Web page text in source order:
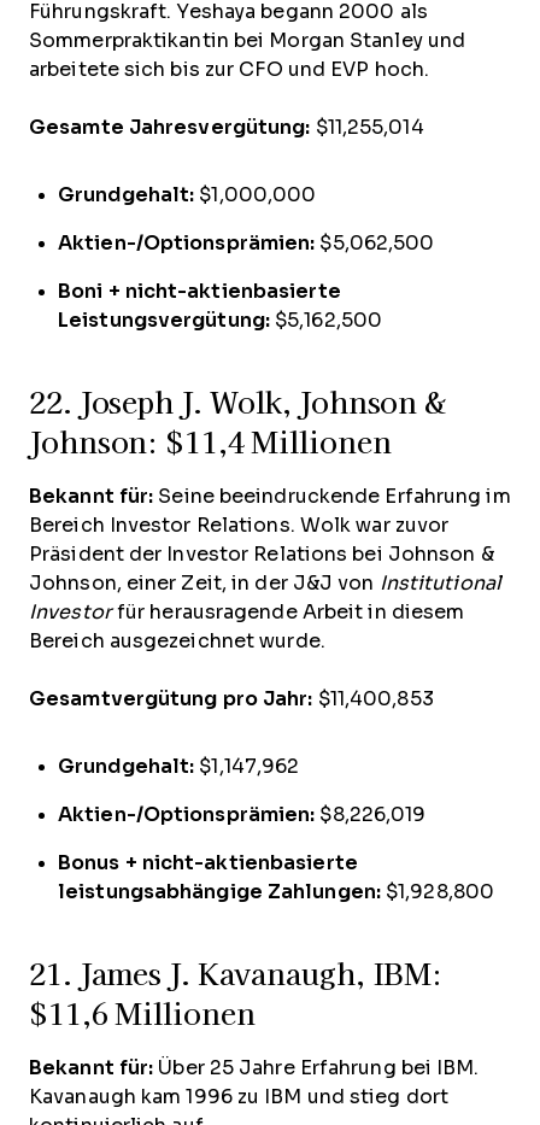
Führungskraft. Yeshaya begann 2000 als
Sommerpraktikantin bei Morgan Stanley und
arbeitete sich bis zur CFO und EVP hoch.
Gesamte Jahresvergütung: $11,255,014
Grundgehalt: $1,000,000
Aktien-/Optionsprämien: $5,062,500
Boni + nicht-aktienbasierte
Leistungsvergütung: $5,162,500
22. Joseph J. Wolk, Johnson &
Johnson: $11,4 Millionen
Bekannt für: Seine beeindruckende Erfahrung im
Bereich Investor Relations. Wolk war zuvor
Präsident der Investor Relations bei Johnson &
Johnson, einer Zeit, in der J&J von Institutional
Investorfür herausragende Arbeit in diesem
Bereich ausgezeichnet wurde.
Gesamtvergütung pro Jahr: $11,400,853
Grundgehalt: $1,147,962
Aktien-/Optionsprämien: $8,226,019
Bonus + nicht-aktienbasierte
leistungsabhängige Zahlungen:$1,928,800
21. James J. Kavanaugh, IBM:
$11,6 Millionen
Bekannt für: Über 25 Jahre Erfahrung bei IBM.
Kavanaugh kam 1996 zu IBM und stieg dort